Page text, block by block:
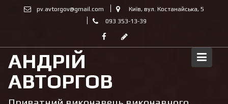
pv.avtorgov@gmail.com
Київ, вул. Костанайська, 5
093 353-13-39
АНДРІЙ
АВТОРГОВ